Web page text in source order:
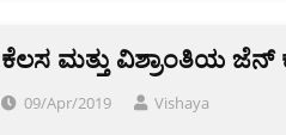
ಕೆಲಸ ಮತ್ತು ವಿಶ್ರಾಂತಿಯ ಜೆನ್
09/Apr/2019 Vishaya